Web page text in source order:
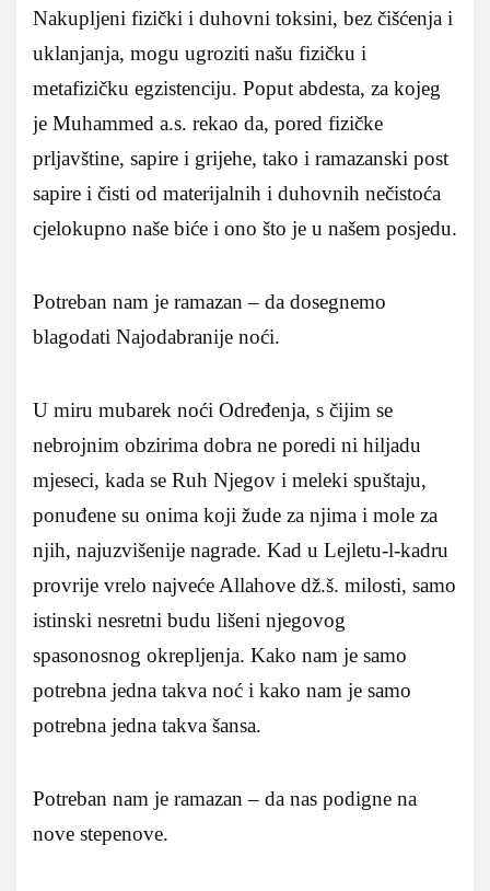
Nakupljeni fizički i duhovni toksini, bez čišćenja i
uklanjanja, mogu ugroziti našu fizičku i
metafizičku egzistenciju. Poput abdesta, za kojeg
je Muhammed a.s. rekao da, pored fizičke
prljavštine, sapire i grijehe, tako i ramazanski post
sapire i čisti od materijalnih i duhovnih nečistoća
cjelokupno naše biće i ono što je u našem posjedu.
Potreban nam je ramazan – da dosegnemo
blagodati Najodabranije noći.
U miru mubarek noći Određenja, s čijim se
nebrojnim obzirima dobra ne poredi ni hiljadu
mjeseci, kada se Ruh Njegov i meleki spuštaju,
ponuđene su onima koji žude za njima i mole za
njih, najuzvišenije nagrade. Kad u Lejletu-l-kadru
provrije vrelo najveće Allahove dž.š. milosti, samo
istinski nesretni budu lišeni njegovog
spasonosnog okrepljenja. Kako nam je samo
potrebna jedna takva noć i kako nam je samo
potrebna jedna takva šansa.
Potreban nam je ramazan – da nas podigne na
nove stepenove.